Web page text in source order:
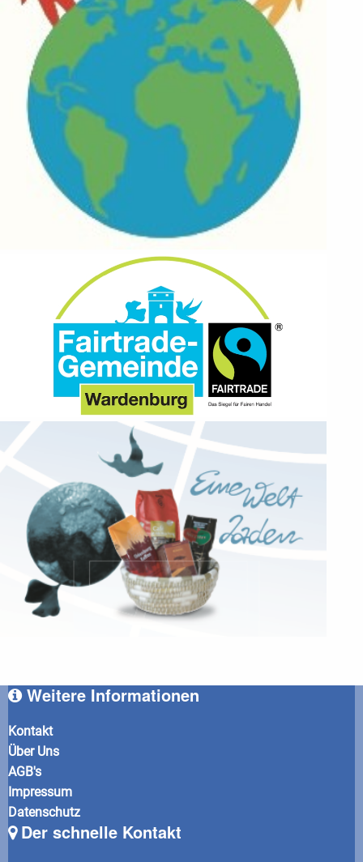
Weitere Informationen
Kontakt
Über Uns
AGB's
Impressum
Datenschutz
Der schnelle Kontakt